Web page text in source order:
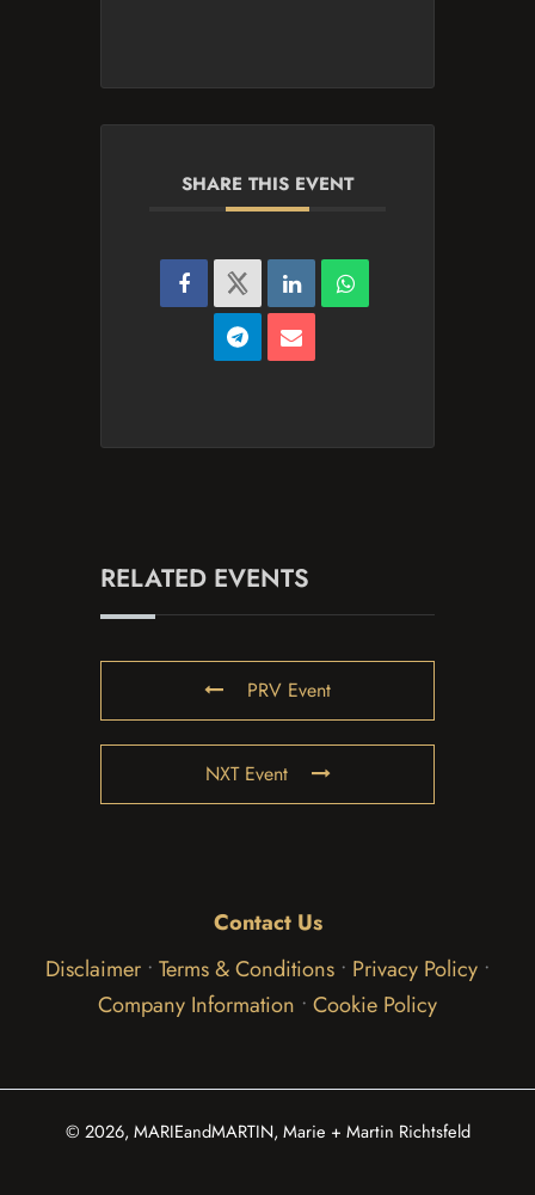
SHARE THIS EVENT
RELATED EVENTS
PRV Event
NXT Event
Contact Us
Disclaimer • Terms & Conditions • Privacy Policy •
Company Information • Cookie Policy
© 2026, MARIEandMARTIN, Marie + Martin Richtsfeld